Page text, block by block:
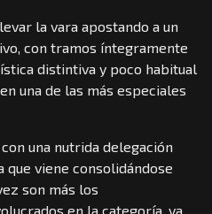
la vara apostando a un
con tramos íntegramente
distintiva y poco habitual
una de las más especiales
una nutrida delegación
que viene consolidándose
son más los
en la categoría, ya